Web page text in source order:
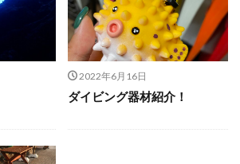
2022年6月16日
ダイビング器材紹介！